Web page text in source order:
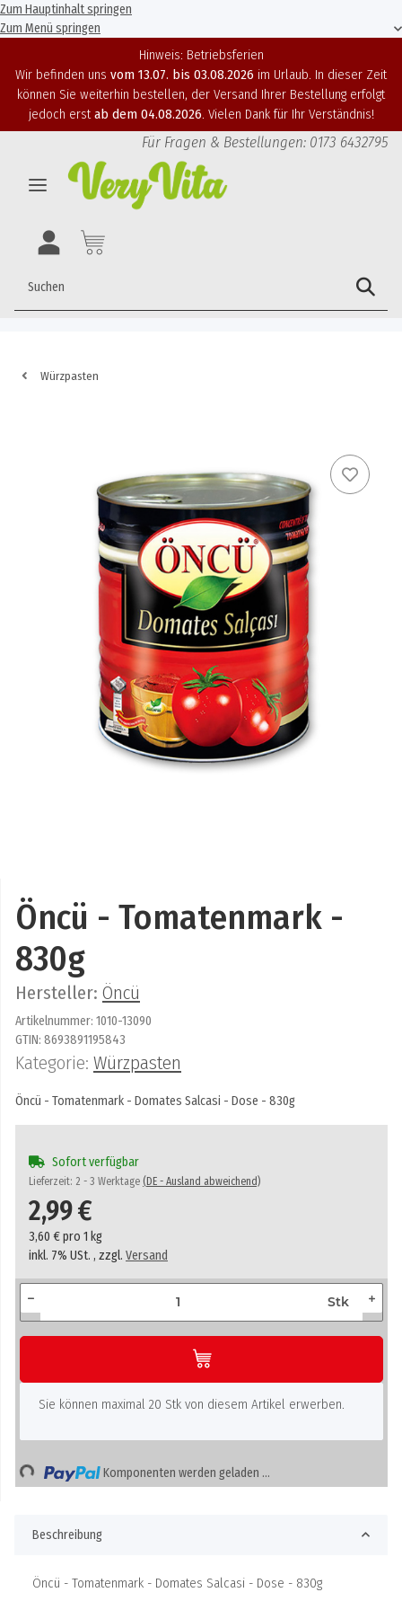
Zum Hauptinhalt springen
Zum Menü springen
Hinweis: Betriebsferien
Wir befinden uns vom 13.07. bis 03.08.2026 im Urlaub. In dieser Zeit
können Sie weiterhin bestellen, der Versand Ihrer Bestellung erfolgt
jedoch erstab dem 04.08.2026. Vielen Dank für Ihr Verständnis!
Für Fragen & Bestellungen: 0173 6432795
Würzpasten
Öncü - Tomatenmark -
830g
Hersteller: Öncü
Artikelnummer: 1010-13090
GTIN: 8693891195843
Kategorie: Würzpasten
Öncü - Tomatenmark - Domates Salcasi - Dose - 830g
Sofort verfügbar
Lieferzeit: 2 - 3 Werktage (DE - Ausland abweichend)
2,99 €
3,60 € pro 1 kg
inkl. 7% USt. , zzgl. Versand
Stk
xSie können maximal 20 Stk von diesem Artikel erwerben.
Komponenten werden geladen ...
Beschreibung
Öncü - Tomatenmark - Domates Salcasi - Dose - 830g